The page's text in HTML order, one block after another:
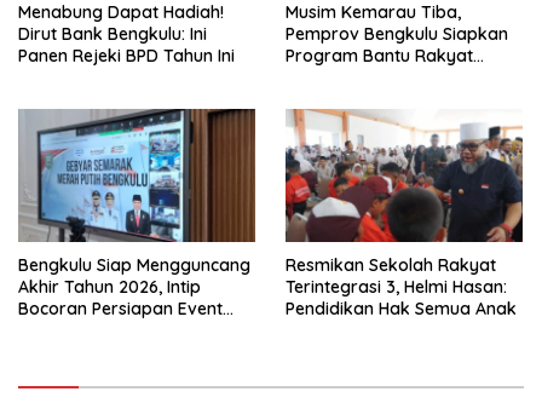
Menabung Dapat Hadiah!
Dirut Bank Bengkulu: Ini
Panen Rejeki BPD Tahun Ini
Musim Kemarau Tiba,
Pemprov Bengkulu Siapkan
Program Bantu Rakyat
Bengkulu Siap Mengguncang
Akhir Tahun 2026, Intip
Bocoran Persiapan Event
Resmikan Sekolah Rakyat
Terintegrasi 3, Helmi Hasan:
Pendidikan Hak Semua Anak